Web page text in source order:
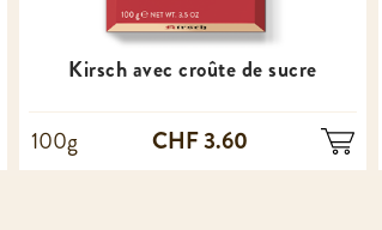
Kirsch avec croûte de sucre
100g CHF 3.60